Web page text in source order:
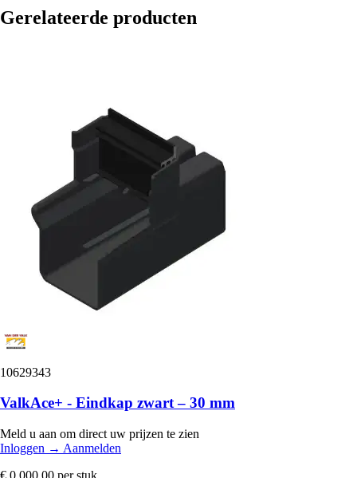
Gerelateerde producten
10629343
ValkAce+ - Eindkap zwart – 30 mm
Meld u aan om direct uw prijzen te zien
Inloggen → Aanmelden
€ 0.000,00 per stuk